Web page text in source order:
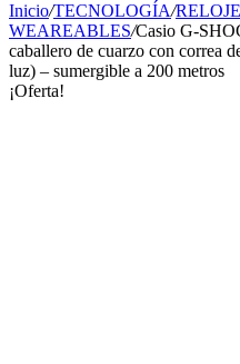
Inicio/TECNOLOGÍA/
WEAREABLES/Casio G-
caballero de cuarzo con correa
luz) – sumergible a 200 metros
¡Oferta!